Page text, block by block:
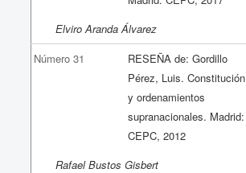
Elviro Aranda Álvarez
Número 31
RESEÑA de: Gordillo
Pérez, Luis. Constitución
y ordenamientos
supranacionales. Madrid:
CEPC, 2012
Rafael Bustos Gisbert